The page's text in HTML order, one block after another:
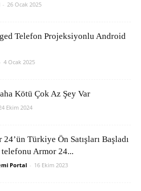
- 26 Ocak 2025
Telefon Projeksiyonlu Android
- 4 Ocak 2025
Kötü Çok Az Şey Var
Ekim 2024
Türkiye Ön Satışları Başladı
telefonu Armor 24...
Portal - 16 Ekim 2023